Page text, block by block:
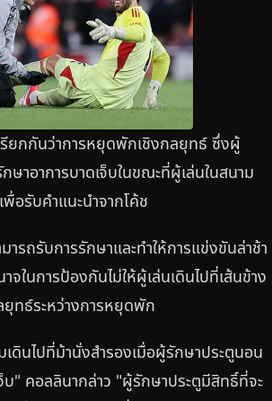
รียกกันว่าการหยุดพักเชิงกลยุทธ์ ซึ่งผู้
ษาอาการบาดเจ็บในขณะที่ผู้เล่นในสนาม
อรับคำแนะนำจากโค้ช
รถรับการรักษาและทำให้การแข่งขันล่าช้า
จในการป้องกันไม่ให้ผู้เล่นเดินไปที่เส้นข้าง
ยุทธ์ระหว่างการหยุดพัก
เดินไปที่ม้านั่งสำรองเมื่อผู้รักษาประตูนอน
บ" คอลลินากล่าว "ผู้รักษาประตูมีสิทธิ์ที่จะ